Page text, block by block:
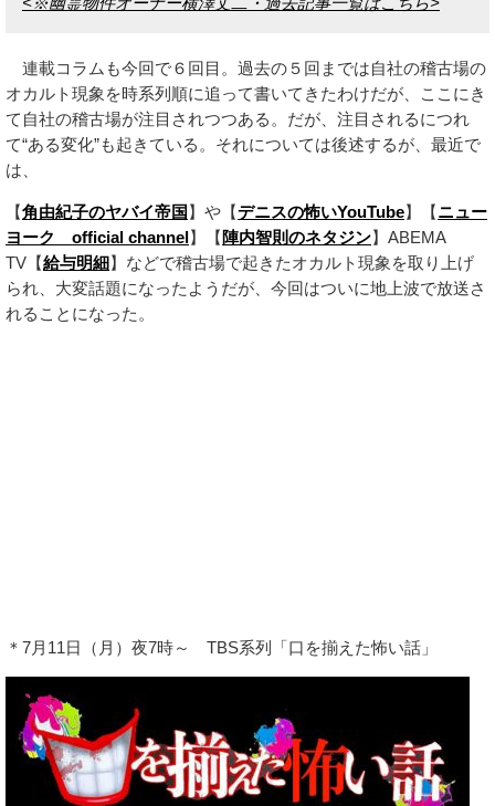
連載コラムも今回で６回目。過去の５回までは自社の稽古場の
オカルト現象を時系列順に追って書いてきたわけだが、ここにき
て自社の稽古場が注目されつつある。だが、注目されるにつれ
て“ある変化”も起きている。それについては後述するが、最近で
は、
【角由紀子のヤバイ帝国 】や【デニスの怖いYouTube】【ニュー
ヨーク official channel】【 陣内智則のネタジン】ABEMA
TV【給与明細】などで稽古場で起きたオカルト現象を取り上げ
られ、大変話題になったようだが、今回はついに地上波で放送さ
れることになった。
＊7月11日（月）夜7時～ TBS系列「口を揃えた怖い話」